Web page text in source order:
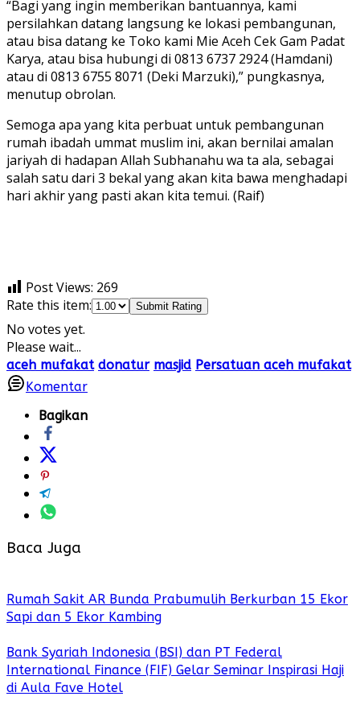
“Bagi yang ingin memberikan bantuannya, kami
persilahkan datang langsung ke lokasi pembangunan,
atau bisa datang ke Toko kami Mie Aceh Cek Gam Padat
Karya, atau bisa hubungi di 0813 6737 2924 (Hamdani)
atau di 0813 6755 8071 (Deki Marzuki),” pungkasnya,
menutup obrolan.
Semoga apa yang kita perbuat untuk pembangunan
rumah ibadah ummat muslim ini, akan bernilai amalan
jariyah di hadapan Allah Subhanahu wa ta ala, sebagai
salah satu dari 3 bekal yang akan kita bawa menghadapi
hari akhir yang pasti akan kita temui. (Raif)
Post Views: 269
Rate this item:
Submit Rating
No votes yet.
Please wait...
aceh mufakat donatur masjid Persatuan aceh mufakat
Komentar
Bagikan
Baca Juga
Rumah Sakit AR Bunda Prabumulih Berkurban 15 Ekor
Sapi dan 5 Ekor Kambing
Bank Syariah Indonesia (BSI) dan PT Federal
International Finance (FIF) Gelar Seminar Inspirasi Haji
di Aula Fave Hotel